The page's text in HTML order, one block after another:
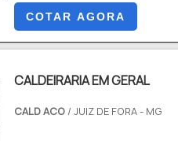
COTAR AGORA
CALDEIRARIA EM GERAL
CALD ACO/ JUIZ DE FORA - MG